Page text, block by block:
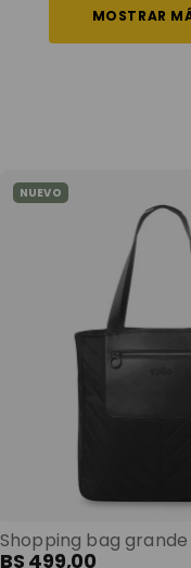
MOSTRAR
NUEVO
BS 499,00